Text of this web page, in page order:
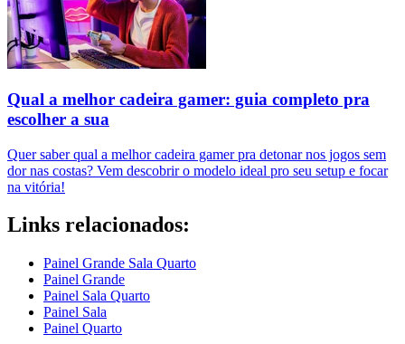
Qual a melhor cadeira gamer: guia completo pra
escolher a sua
Quer saber qual a melhor cadeira gamer pra detonar nos jogos sem
dor nas costas? Vem descobrir o modelo ideal pro seu setup e focar
na vitória!
Links relacionados:
Painel Grande Sala Quarto
Painel Grande
Painel Sala Quarto
Painel Sala
Painel Quarto